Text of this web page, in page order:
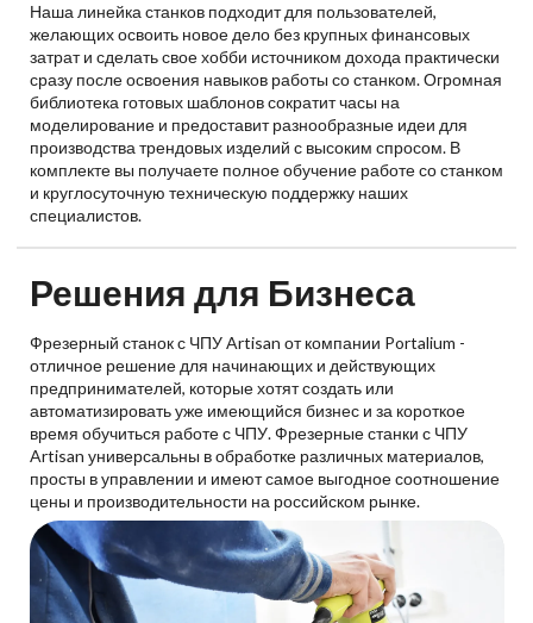
Наша линейка станков подходит для пользователей,
желающих освоить новое дело без крупных финансовых
затрат и сделать свое хобби источником дохода практически
сразу после освоения навыков работы со станком. Огромная
библиотека готовых шаблонов сократит часы на
моделирование и предоставит разнообразные идеи для
производства трендовых изделий с высоким спросом. В
комплекте вы получаете полное обучение работе со станком
и круглосуточную техническую поддержку наших
специалистов.
Решения для Бизнеса
Фрезерный станок с ЧПУ Artisan от компании Portalium -
отличное решение для начинающих и действующих
предпринимателей, которые хотят создать или
автоматизировать уже имеющийся бизнес и за короткое
время обучиться работе с ЧПУ. Фрезерные станки с ЧПУ
Artisan универсальны в обработке различных материалов,
просты в управлении и имеют самое выгодное соотношение
цены и производительности на российском рынке.